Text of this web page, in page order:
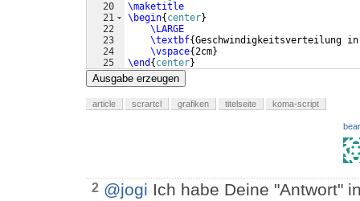
20
21
22
23
24
25
\maketitle
\begin{ center}
\LARGE
\textbf{Geschwindigkeitsverteilung in
\vspace{2cm}
\end { center}
Ausgabe erzeugen
article scrartcl grafiken titelseite koma-script
2 @jogi Ich habe Deine "Antwort"